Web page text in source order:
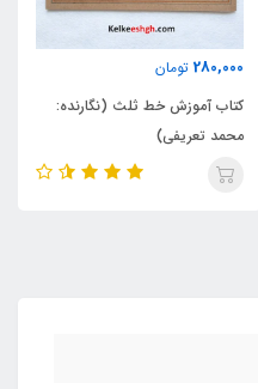
300,000 تومان
کتاب امشاق الخطاط محمد شوقی
فی الثلث و النسخ